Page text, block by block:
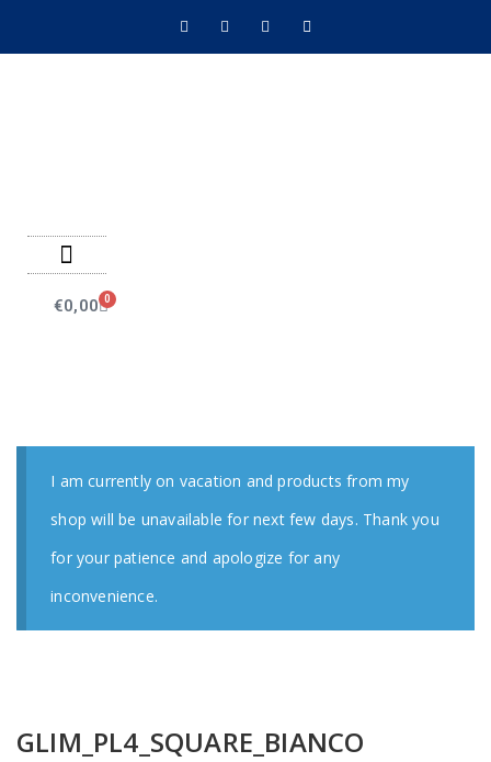
€0,00 0
I am currently on vacation and products from my
shop will be unavailable for next few days. Thank you
for your patience and apologize for any
inconvenience.
GLIM_PL4_SQUARE_BIANCO